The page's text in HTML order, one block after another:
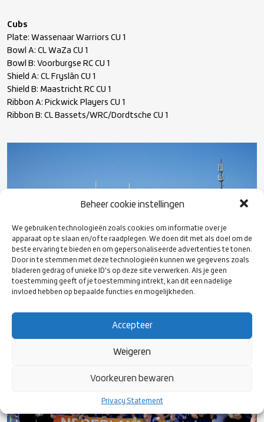
Beheer cookie instellingen
We gebruiken technologieën zoals cookies om informatie over je
apparaat op te slaan en/of te raadplegen. We doen dit met als doel om de
beste ervaring te bieden en om gepersonaliseerde advertenties te tonen.
Door in te stemmen met deze technologieën kunnen we gegevens zoals
bladeren gedrag of unieke ID's op deze site verwerken. Als je geen
toestemming geeft of je toestemming intrekt, kan dit een nadelige
invloed hebben op bepaalde functies en mogelijkheden.
Accepteer
Weigeren
Voorkeuren bewaren
Privacy Statement
Cubs
Plate: Wassenaar Warriors CU 1
Bowl A: CL WaZa CU 1
Bowl B: Voorburgse RC CU 1
Shield A: CL Fryslân CU 1
Shield B: Maastricht RC CU 1
Ribbon A: Pickwick Players CU 1
Ribbon B: CL Bassets/WRC/Dordtsche CU 1
Haagsche RC – Cubs Landskampioen